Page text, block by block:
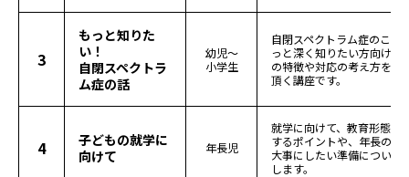
3
もっと知りた
い！
自閉スペクトラ
ム症の話
幼児～
小学生
自閉スペクトラム症のこと
っと深く知りたい方向けに
の特徴や対応の考え方を深
頂く講座です。
4
子どもの就学に
向けて
年長児
就学に向けて、教育形態を
するポイントや、年長の1
大事にしたい準備について
します。